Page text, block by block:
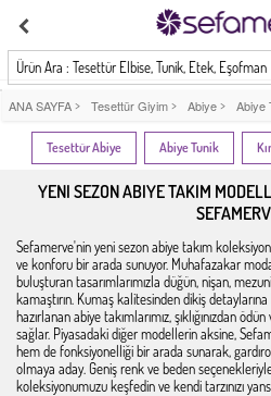
Ürün Ara : Tesettür Elbise, Tunik, Etek, Eşofman
ANA SAYFA > Tesettür Giyim > Abiye > Abiye
Tesettür Abiye Abiye Tunik
YENI SEZON ABIYE TAKIM
Sefamerve'nin yeni sezon abiye takım
ve konforu bir arada sunuyor. Muhafazakar
buluşturan tasarımlarımızla düğün, nişan,
kamaştırın. Kumaş kalitesinden dikiş
hazırlanan abiye takımlarımız, şıklığınızdan
sağlar. Piyasadaki diğer modellerin aksine,
hem de fonksiyonelliği bir arada sunarak,
olmaya aday. Geniş renk ve beden
koleksiyonumuzu keşfedin ve kendi tarzınızı